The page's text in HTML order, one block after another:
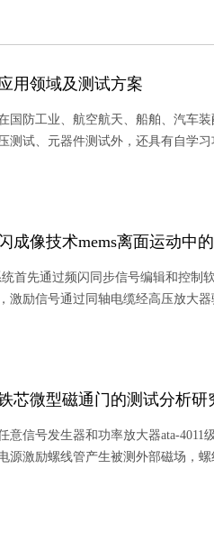
用领域及测试方案
国防工业、航空航天、船舶、汽车
测试、元器件测试外，还具有自学
。具有可扩展、测试速度快、配置
成像技术mems离面运动中
统首先通过频闪同步信号编辑和控制
激励信号通过同轴电缆经高压放大
控制信号则负责命令和协调ccd摄像
间图像由图像采集卡采集并存储在
芯微型磁通门的测试分析研
意信号发生器和功率放大器ata-
源激励螺线管产生被测外部磁场，
，分析输出的电压信号。